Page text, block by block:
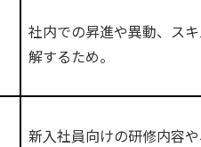
社内での昇進や異動、ス
解するため。
新入社員向けの研修内容